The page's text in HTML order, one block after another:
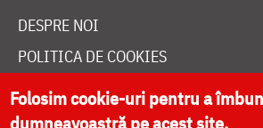
DESPRE NOI
POLITICA DE COOKIES
DONEAZĂ ONLINE PENTRU
Folosim cookie-uri pentru a
dumneavoastră pe acest site.